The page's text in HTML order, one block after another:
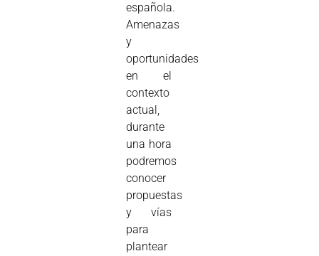
española.
Amenazas
y
oportunidades
en el
contexto
actual,
durante
una hora
podremos
conocer
propuestas
y vías
para
plantear